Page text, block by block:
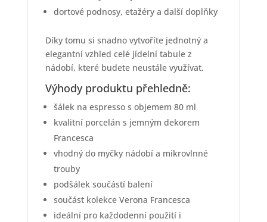
dortové podnosy, etažéry a další doplňky
Díky tomu si snadno vytvoříte jednotný a
elegantní vzhled celé jídelní tabule z
nádobí, které budete neustále využívat.
Výhody produktu přehledně:
šálek na espresso s objemem 80 ml
kvalitní porcelán s jemným dekorem
Francesca
vhodný do myčky nádobí a mikrovlnné
trouby
podšálek součástí balení
součást kolekce Verona Francesca
ideální pro každodenní použití i